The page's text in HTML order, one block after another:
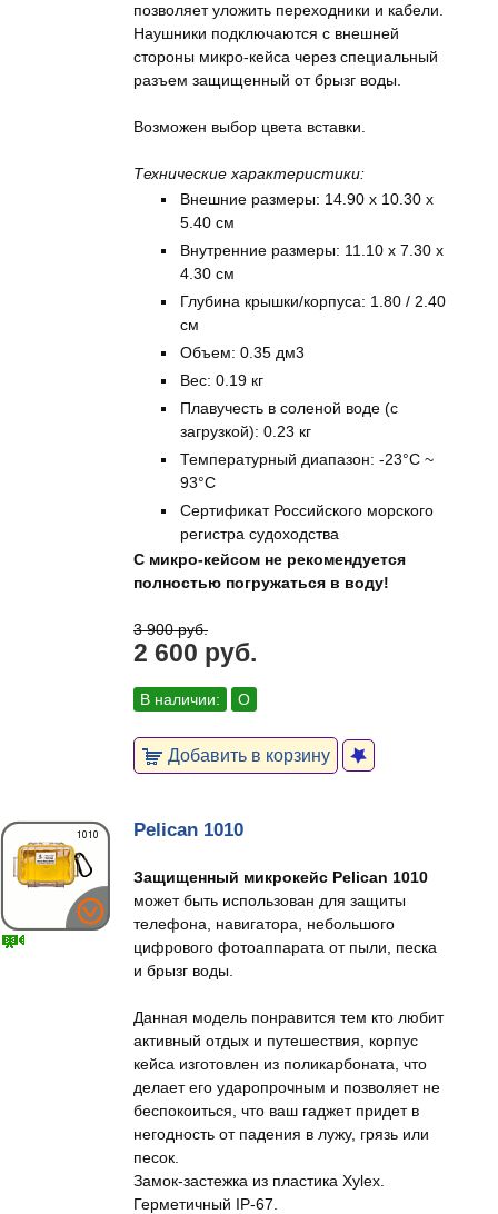
позволяет уложить переходники и кабели.
Наушники подключаются с внешней
стороны микро-кейса через специальный
разъем защищенный от брызг воды.
Возможен выбор цвета вставки.
Технические характеристики:
Внешние размеры: 14.90 x 10.30 x
5.40 см
Внутренние размеры: 11.10 x 7.30 x
4.30 см
Глубина крышки/корпуса: 1.80 / 2.40
см
Объем: 0.35 дм3
Вес: 0.19 кг
Плавучесть в соленой воде (с
загрузкой): 0.23 кг
Температурный диапазон: -23°C ~
93°C
Сертификат Российского морского
регистра судоходства
С микро-кейсом не рекомендуется
полностью погружаться в воду!
3 900 руб.
2 600 руб.
В наличии: О
Добавить в корзину
Pelican 1010
Защищенный микрокейс Pelican 1010
может быть использован для защиты
телефона, навигатора, небольшого
цифрового фотоаппарата от пыли, песка
и брызг воды.
Данная модель понравится тем кто любит
активный отдых и путешествия, корпус
кейса изготовлен из поликарбоната, что
делает его ударопрочным и позволяет не
беспокоиться, что ваш гаджет придет в
негодность от падения в лужу, грязь или
песок.
Замок-застежка из пластика Xylex.
Герметичный IP-67.